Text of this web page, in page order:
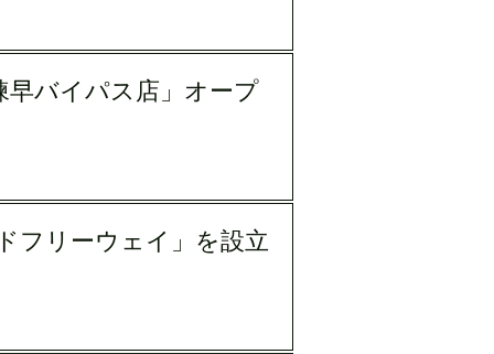
早バイパス店」オープ
フリーウェイ」を設立